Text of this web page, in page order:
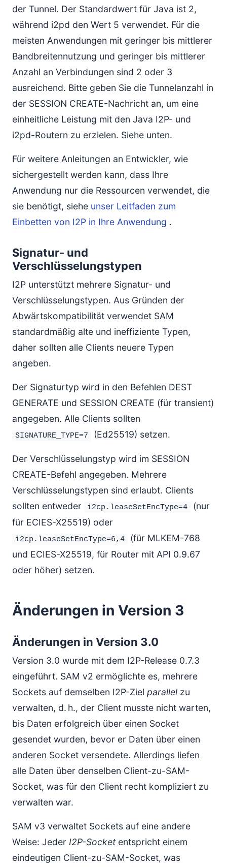
der Tunnel. Der Standardwert für Java ist 2,
während i2pd den Wert 5 verwendet. Für die
meisten Anwendungen mit geringer bis mittlerer
Bandbreitennutzung und geringer bis mittlerer
Anzahl an Verbindungen sind 2 oder 3
ausreichend. Bitte geben Sie die Tunnelanzahl in
der SESSION CREATE-Nachricht an, um eine
einheitliche Leistung mit den Java I2P- und
i2pd-Routern zu erzielen. Siehe unten.
Für weitere Anleitungen an Entwickler, wie
sichergestellt werden kann, dass Ihre
Anwendung nur die Ressourcen verwendet, die
sie benötigt, siehe unser Leitfaden zum
Einbetten von I2P in Ihre Anwendung .
Signatur- und
Verschlüsselungstypen
I2P unterstützt mehrere Signatur- und
Verschlüsselungstypen. Aus Gründen der
Abwärtskompatibilität verwendet SAM
standardmäßig alte und ineffiziente Typen,
daher sollten alle Clients neuere Typen
angeben.
Der Signaturtyp wird in den Befehlen DEST
GENERATE und SESSION CREATE (für transient)
angegeben. Alle Clients sollten
SIGNATURE_TYPE=7 (Ed25519) setzen.
Der Verschlüsselungstyp wird im SESSION
CREATE-Befehl angegeben. Mehrere
Verschlüsselungstypen sind erlaubt. Clients
sollten entweder
i2cp.leaseSetEncType=4
(nur
für ECIES-X25519) oder
i2cp.leaseSetEncType=6,4
(für MLKEM-768
und ECIES-X25519, für Router mit API 0.9.67
oder höher) setzen.
Änderungen in Version 3
Änderungen in Version 3.0
Version 3.0 wurde mit dem I2P-Release 0.7.3
eingeführt. SAM v2 ermöglichte es, mehrere
Sockets auf demselben I2P-Ziel parallel zu
verwalten, d. h., der Client musste nicht warten,
bis Daten erfolgreich über einen Socket
gesendet wurden, bevor er Daten über einen
anderen Socket versendete. Allerdings liefen
alle Daten über denselben Client-zu-SAM-
Socket, was für den Client recht kompliziert zu
verwalten war.
SAM v3 verwaltet Sockets auf eine andere
Weise: Jeder I2P-Socketentspricht einem
eindeutigen Client-zu-SAM-Socket, was